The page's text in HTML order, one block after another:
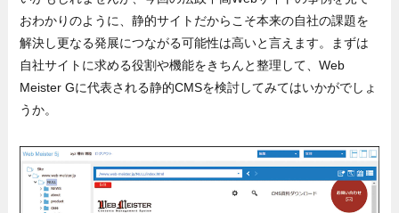
おわかりのように、静的サイトだからこそ本来の自社の課題を
解決し更なる発展につながる可能性は高いと言えます。まずは
自社サイトに求める役割や機能をきちんと整理して、Web
Meister Gに代表される静的CMSを検討してみてはいかがでしょ
うか。